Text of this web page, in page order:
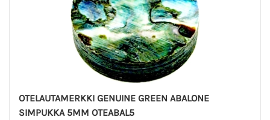
OTELAUTAMERKKI GENUINE GREEN ABALONE
SIMPUKKA 5MM OTEABAL5